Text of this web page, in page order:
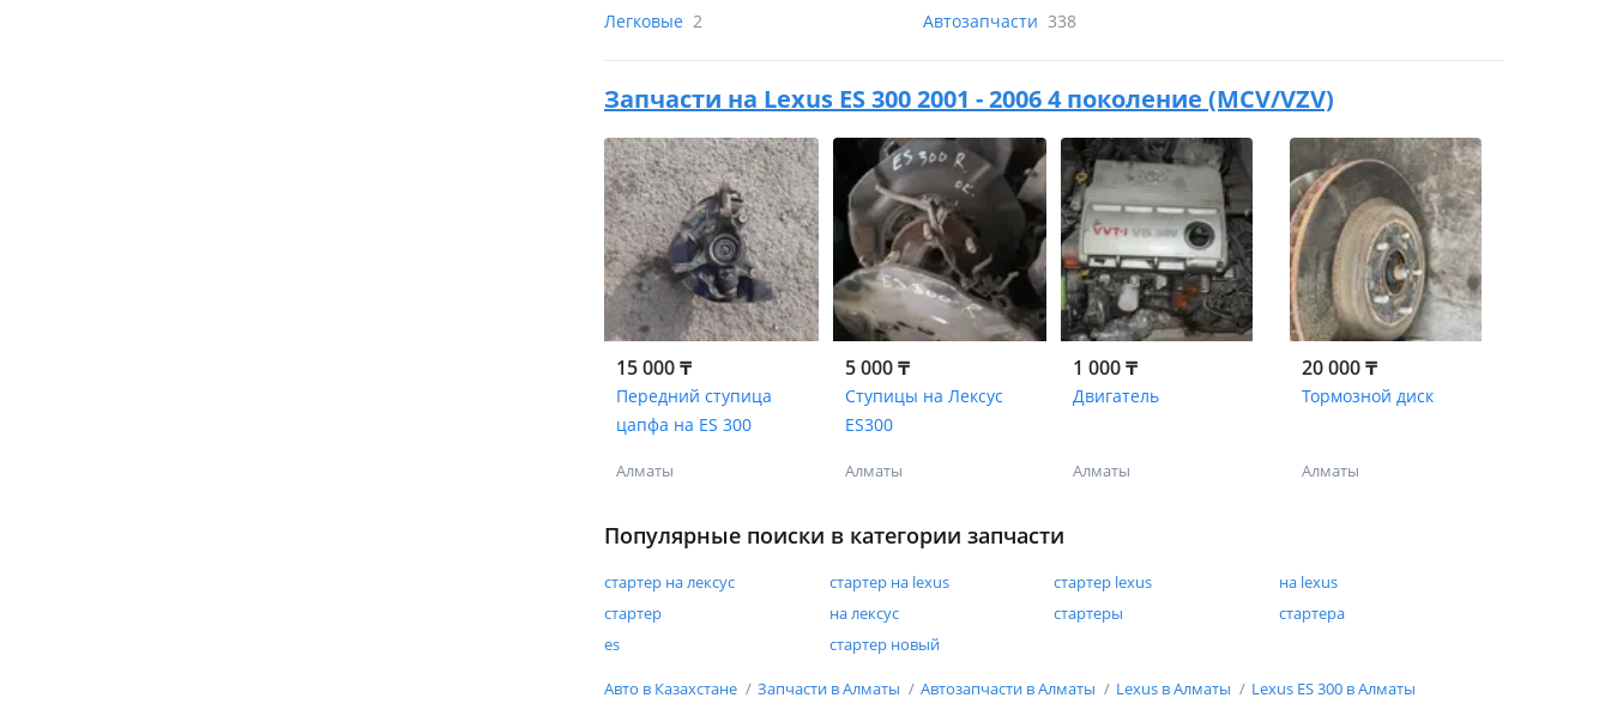
Легковые 2
Автозапчасти 338
Запчасти на Lexus ES 300 2001 - 2006 4 поколение (MCV/VZV)
15 000 ₸
Передний ступица
цапфа на ES 300
Алматы
5 000 ₸
Ступицы на Лексус
ES300
Алматы
1 000 ₸
Двигатель
Алматы
20 000 ₸
Тормозной диск
Алматы
Популярные поиски в категории запчасти
стартер на лексус стартер на lexus стартер lexus
на lexus
стартер
на лексус стартеры
стартера
es
стартер новый
Авто в Казахстане Запчасти в Алматы Автозапчасти в Алматы Lexus в Алматы Lexus ES 300 в Алматы